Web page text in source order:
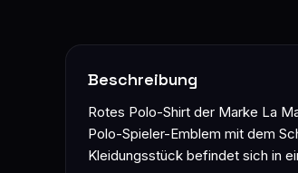
Beschreibung
Rotes Polo-Shirt der Marke La
Polo-Spieler-Emblem mit dem
Kleidungsstück befindet sich in